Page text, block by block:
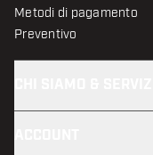
Metodi di pagamento
Preventivo